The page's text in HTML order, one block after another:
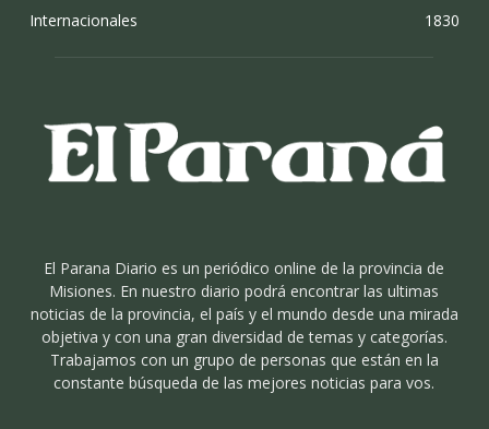
Internacionales
1830
El Parana Diario es un periódico online de la provincia de
Misiones. En nuestro diario podrá encontrar las ultimas
noticias de la provincia, el país y el mundo desde una mirada
objetiva y con una gran diversidad de temas y categorías.
Trabajamos con un grupo de personas que están en la
constante búsqueda de las mejores noticias para vos.